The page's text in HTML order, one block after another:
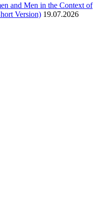
and Men in the Context of
Version) 19.07.2026